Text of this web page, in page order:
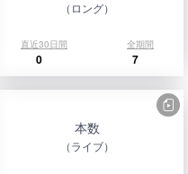
（ロング）
直近30日間 全期間
0 7
本数
（ライブ）